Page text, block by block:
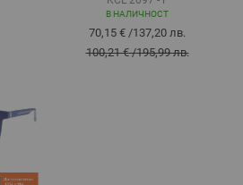
В НАЛИЧНОСТ
70,15 € /137,20 лв.
100,21 €/195,99 лв.